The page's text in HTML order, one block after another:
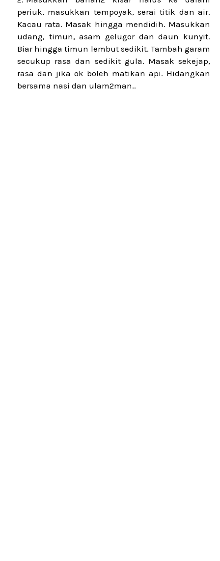
periuk, masukkan tempoyak, serai titik dan air.
Kacau rata. Masak hingga mendidih. Masukkan
udang, timun, asam gelugor dan daun kunyit.
Biar hingga timun lembut sedikit. Tambah garam
secukup rasa dan sedikit gula. Masak sekejap,
rasa dan jika ok boleh matikan api. Hidangkan
bersama nasi dan ulam2man..